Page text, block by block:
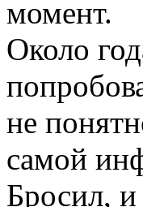
момент.
Около
не
самой
Бросил, и